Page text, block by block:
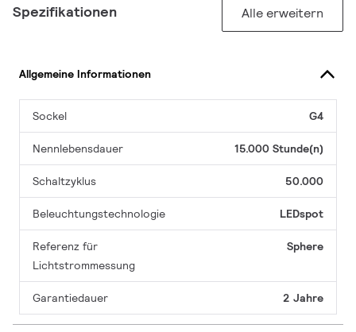
Spezifikationen Alle erweitern
Allgemeine Informationen
Sockel G4
Nennlebensdauer 15.000 Stunde(n)
Schaltzyklus 50.000
Beleuchtungstechnologie LEDspot
Referenz für
Lichtstrommessung
Sphere
Garantiedauer 2 Jahre